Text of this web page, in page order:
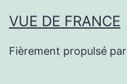
VUE DE FRANCE
Fièrement propulsé par